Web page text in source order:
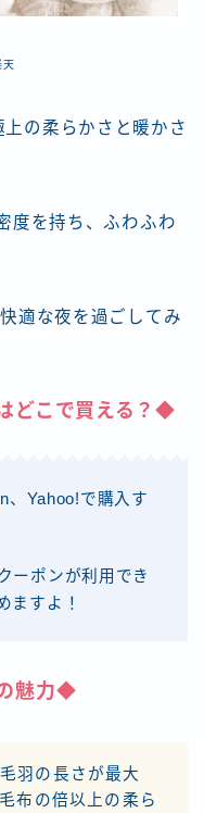
天
の柔らかさと暖かさ
度を持ち、ふわふわ
適な夜を過ごしてみ
どこで買える？◆
、Yahoo!で購入す
ーポンが利用でき
ますよ！
魅力◆
毛羽の長さが最大
布の倍以上の柔ら